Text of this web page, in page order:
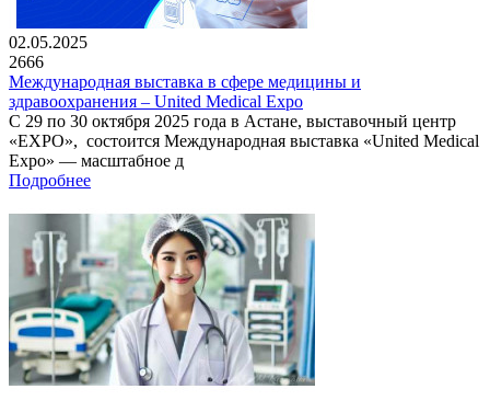
02.05.2025
2666
Международная выставка в сфере медицины и
здравоохранения – United Medical Expo
С 29 по 30 октября 2025 года в Астане, выставочный центр
«EXPO», состоится Международная выставка «United Medical
Expo» — масштабное д
Подробнее